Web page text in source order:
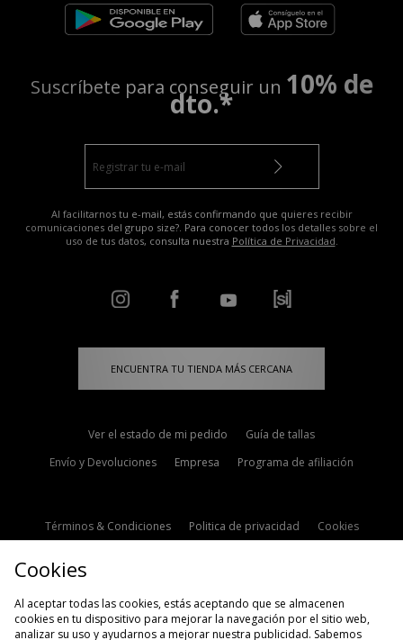
Suscríbete para conseguir un 10% de
dto.*
Al facilitarnos tu e-mail, estás confirmando que quieres recibir
comunicaciones del grupo size?. Para conocer todos los detalles sobre el
uso de tus datos, consulta nuestra Política de Privacidad.
ENCUENTRA TU TIENDA MÁS CERCANA
Ver el estado de mi pedido
Guía de tallas
Envío y Devoluciones
Empresa Programa de afiliación
Términos & Condiciones Politica de privacidad
Cookies
Cookies
Al aceptar todas las cookies, estás aceptando que se almacenen
cookies en tu dispositivo para mejorar la navegación por el sitio web,
analizar su uso y ayudarnos a mejorar nuestra publicidad. Sabemos